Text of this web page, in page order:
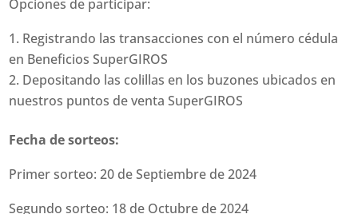
Opciones de participar:
Registrando las transacciones con el número cédula
en Beneficios SuperGIROS
Depositando las colillas en los buzones ubicados en
nuestros puntos de venta SuperGIROS
Fecha de sorteos:
Primer sorteo: 20 de Septiembre de 2024
Segundo sorteo: 18 de Octubre de 2024